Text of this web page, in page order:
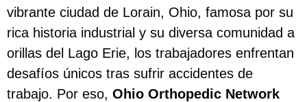
vibrante ciudad de Lorain, Ohio, famosa por su
rica historia industrial y su diversa comunidad a
orillas del Lago Erie, los trabajadores enfrentan
desafíos únicos tras sufrir accidentes de
trabajo. Por eso, Ohio Orthopedic Network